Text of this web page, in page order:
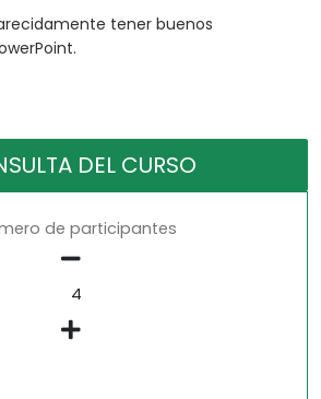
tener buenos
DEL CURSO
de participantes